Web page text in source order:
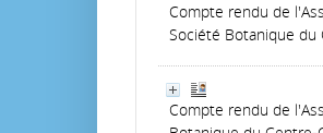
Compte rendu de
Société Botanique du
Compte rendu de